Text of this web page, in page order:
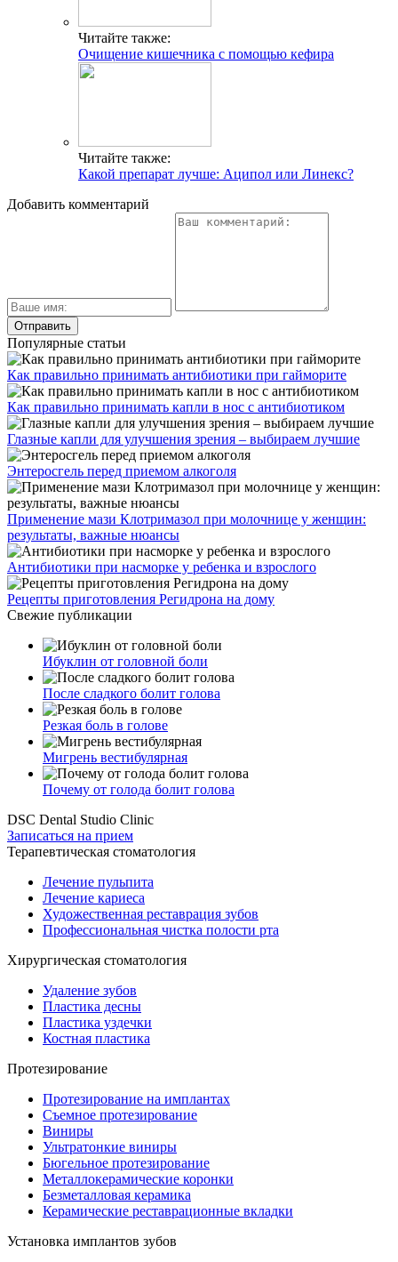
Читайте также:
Очищение кишечника с помощью кефира
Читайте также:
Какой препарат лучше: Аципол или Линекс?
Добавить комментарий
Популярные статьи
Как правильно принимать антибиотики при гайморите
Как правильно принимать капли в нос с антибиотиком
Глазные капли для улучшения зрения – выбираем лучшие
Энтеросгель перед приемом алкоголя
Применение мази Клотримазол при молочнице у женщин:
результаты, важные нюансы
Антибиотики при насморке у ребенка и взрослого
Рецепты приготовления Регидрона на дому
Свежие публикации
Ибуклин от головной боли
После сладкого болит голова
Резкая боль в голове
Мигрень вестибулярная
Почему от голода болит голова
DSC Dental Studio Clinic
Записаться на прием
Терапевтическая стоматология
Лечение пульпита
Лечение кариеса
Художественная реставрация зубов
Профессиональная чистка полости рта
Хирургическая стоматология
Удаление зубов
Пластика десны
Пластика уздечки
Костная пластика
Протезирование
Протезирование на имплантах
Съемное протезирование
Виниры
Ультратонкие виниры
Бюгельное протезирование
Металлокерамические коронки
Безметалловая керамика
Керамические реставрационные вкладки
Установка имплантов зубов